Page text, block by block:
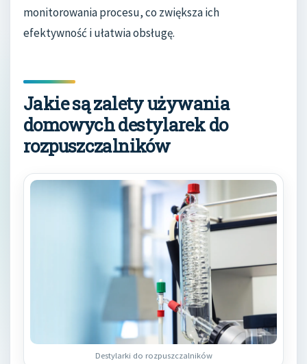
monitorowania procesu, co zwiększa ich
efektywność i ułatwia obsługę.
Jakie są zalety używania
domowych destylarek do
rozpuszczalników
Destylarki do rozpuszczalników